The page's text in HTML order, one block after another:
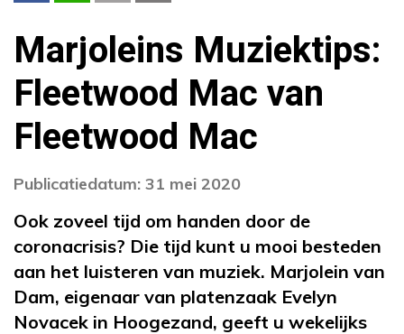
Marjoleins Muziektips:
Fleetwood Mac van
Fleetwood Mac
Publicatiedatum: 31 mei 2020
Ook zoveel tijd om handen door de
coronacrisis? Die tijd kunt u mooi besteden
aan het luisteren van muziek. Marjolein van
Dam, eigenaar van platenzaak Evelyn
Novacek in Hoogezand, geeft u wekelijks